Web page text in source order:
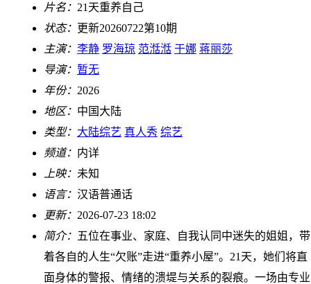
片名： 21天重养自己
状态： 更新20260722第10期
主演： 李静 罗海琼 范湉湉 于娜 蒋丽莎
导演： 暂无
年份： 2026
地区： 中国大陆
类型： 大陆综艺 真人秀 综艺
频道： 内详
上映： 未知
语言： 汉语普通话
更新： 2026-07-23 18:02
简介： 五位在事业、家庭、自我认同中迷失的姐姐，带
着各自的人生“欠账”走进“重养小屋”。21天，她们将直
面身体的警报、情绪的溃堤与关系的裂痕。一场由专业